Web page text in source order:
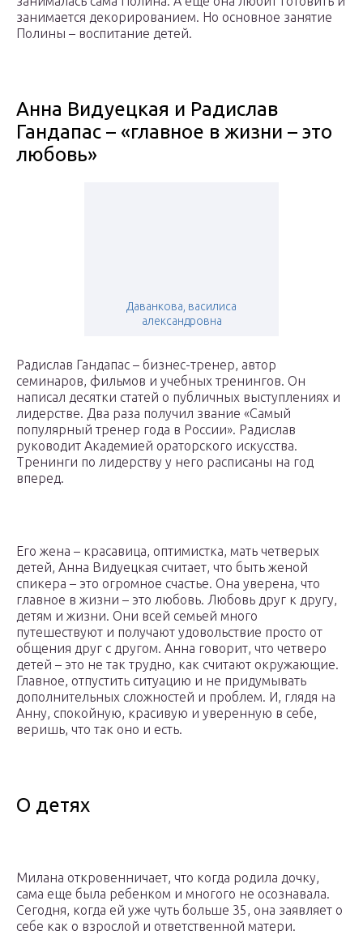
занимается декорированием. Но основное занятие
Полины – воспитание детей.
Анна Видуецкая и Радислав
Гандапас – «главное в жизни – это
любовь»
Даванкова, василиса
александровна
Радислав Гандапас – бизнес-тренер, автор
семинаров, фильмов и учебных тренингов. Он
написал десятки статей о публичных выступлениях и
лидерстве. Два раза получил звание «Самый
популярный тренер года в России». Радислав
руководит Академией ораторского искусства.
Тренинги по лидерству у него расписаны на год
вперед.
Его жена – красавица, оптимистка, мать четверых
детей, Анна Видуецкая считает, что быть женой
спикера – это огромное счастье. Она уверена, что
главное в жизни – это любовь. Любовь друг к другу,
детям и жизни. Они всей семьей много
путешествуют и получают удовольствие просто от
общения друг с другом. Анна говорит, что четверо
детей – это не так трудно, как считают окружающие.
Главное, отпустить ситуацию и не придумывать
дополнительных сложностей и проблем. И, глядя на
Анну, спокойную, красивую и уверенную в себе,
веришь, что так оно и есть.
О детях
Милана откровенничает, что когда родила дочку,
сама еще была ребенком и многого не осознавала.
Сегодня, когда ей уже чуть больше 35, она заявляет о
себе как о взрослой и ответственной матери.